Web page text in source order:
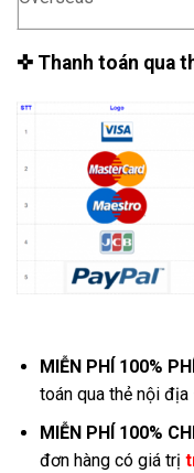
✜ Thanh toán qua
MIỄN PHÍ 100%
toán qua thẻ nội địa
MIỄN PHÍ 100%
đơn hàng có giá trị